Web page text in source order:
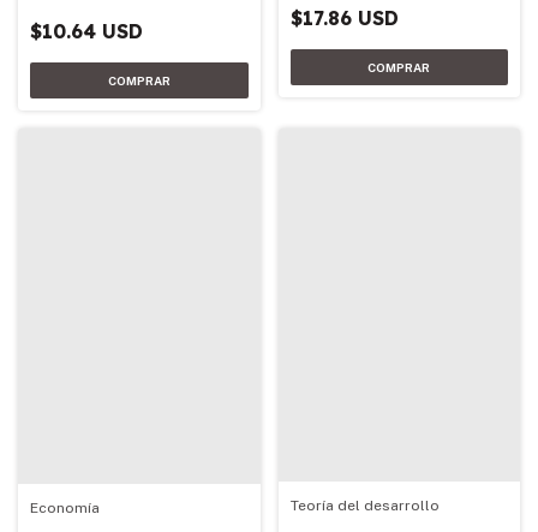
$10.64 USD
$17.86 USD
Economía Teoría del desarrollo